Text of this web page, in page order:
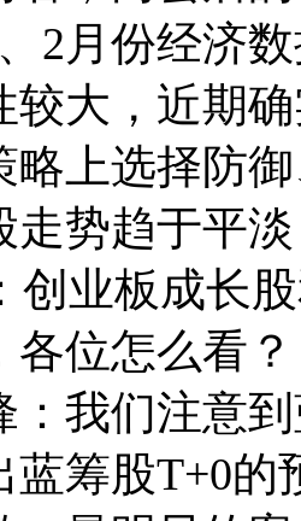
2月份经济
较大，近期
略上选择防
势趋于平淡
业板成长股
位怎么看？
们注意到
蓝筹股T+0